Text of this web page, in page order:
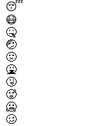
😴
😷
🤒
🤕
🤢
🤮
🤧
🥵
🥶
🥴